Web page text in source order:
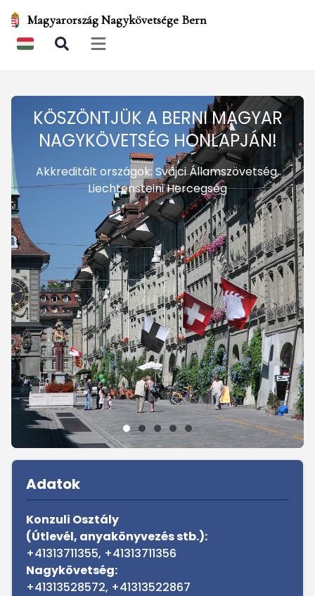
Magyarország Nagykövetsége Bern
Open main menu
KÖSZÖNTJÜK A BERNI MAGYAR
NAGYKÖVETSÉG HONLAPJÁN!
Akkreditált országok: Svájci Államszövetség,
Liechtensteini Hercegség
Sidebar
Adatok
Konzuli Osztály
(Útlevél, anyakönyvezés stb.):
+41313711355, +41313711356
Nagykövetség:
+41313528572, +41313522867